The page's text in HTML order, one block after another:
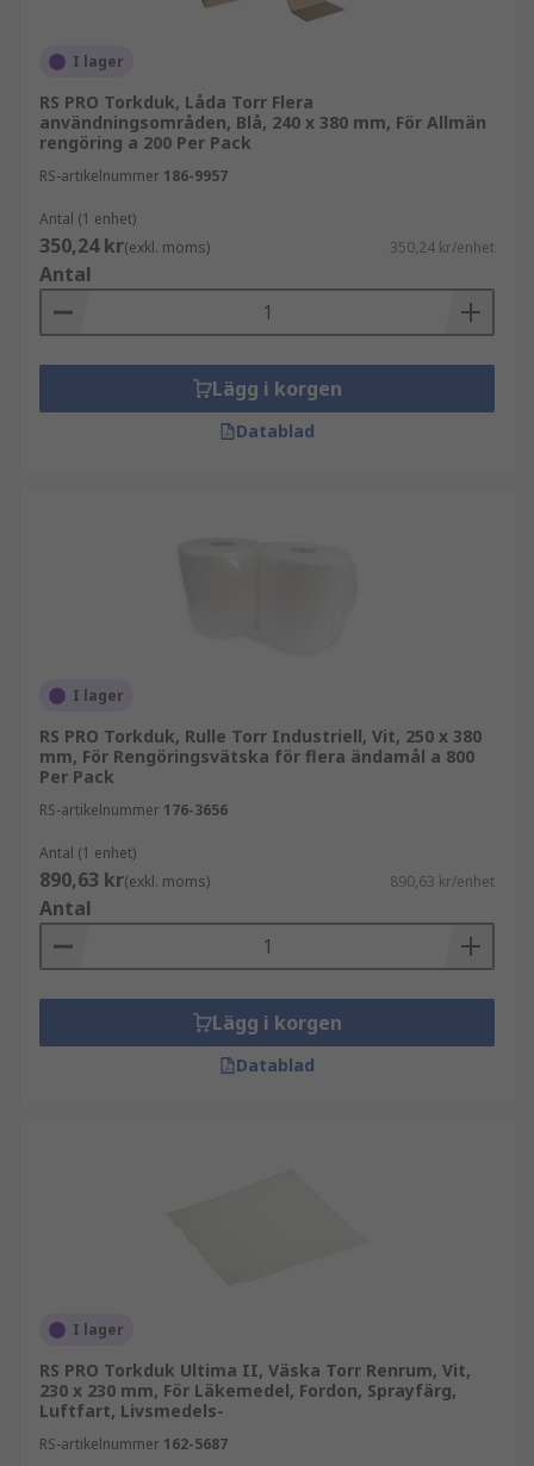
I lager
RS PRO Torkduk, Låda Torr Flera
användningsområden, Blå, 240 x 380 mm, För Allmän
rengöring a 200 Per Pack
RS-artikelnummer 186-9957
Antal (1 enhet)
350,24 kr(exkl. moms) 350,24 kr/enhet
Antal
Lägg i korgen
Datablad
I lager
RS PRO Torkduk, Rulle Torr Industriell, Vit, 250 x 380
mm, För Rengöringsvätska för flera ändamål a 800
Per Pack
RS-artikelnummer 176-3656
Antal (1 enhet)
890,63 kr(exkl. moms) 890,63 kr/enhet
Antal
Lägg i korgen
Datablad
I lager
RS PRO Torkduk Ultima II, Väska Torr Renrum, Vit,
230 x 230 mm, För Läkemedel, Fordon, Sprayfärg,
Luftfart, Livsmedels-
RS-artikelnummer 162-5687